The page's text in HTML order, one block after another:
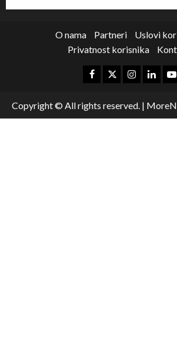
O nama Partneri
Uslovi
Privatnost korisnika
Copyright © All rights reserved. |